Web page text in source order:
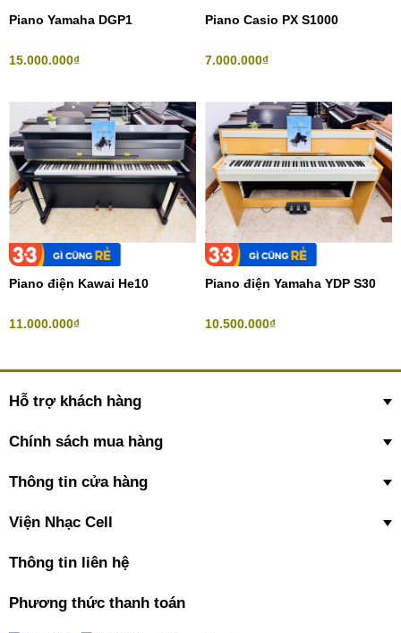
Piano Yamaha DGP1
15.000.000₫
Piano Casio PX S1000
7.000.000₫
Piano điện Kawai He10
11.000.000₫
Piano điện Yamaha YDP S30
10.500.000₫
Hỗ trợ khách hàng
Chính sách mua hàng
Thông tin cửa hàng
Viện Nhạc Cell
Thông tin liên hệ
Phương thức thanh toán